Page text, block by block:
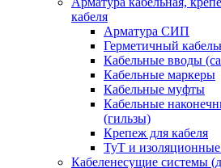
кабеля
Арматура СИП
Герметичный
Кабельные вводы
Кабельные маркеры
Кабельные муфты
Кабельные
(гильзы)
Крепеж для кабеля
ТуТ и
Кабеленесущие системы